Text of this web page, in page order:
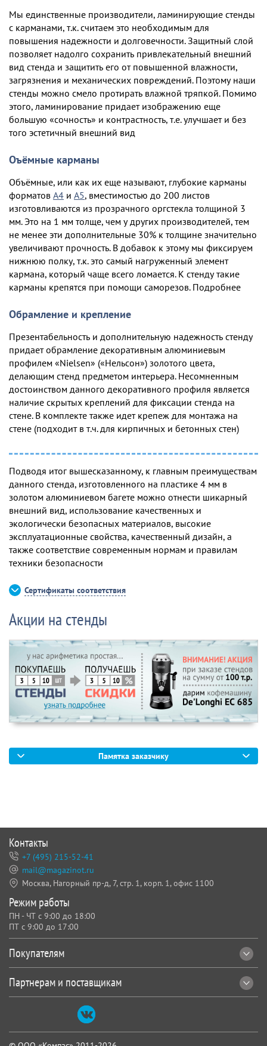
Мы единственные производители, ламинирующие стенды
с карманами, т.к. считаем это необходимым для
повышения надежности и долговечности. Защитный слой
позволяет надолго сохранить привлекательный внешний
вид стенда и защитить его от повышенной влажности,
загрязнения и механических повреждений. Поэтому наши
стенды можно смело протирать влажной тряпкой. Помимо
этого, ламинирование придает изображению еще
большую «сочность» и контрастность, т.е. улучшает и без
того эстетичный внешний вид
Оъёмные карманы
Объёмные, или как их еще называют, глубокие карманы
форматов А4 и А5, вместимостью до 200 листов
изготовливаются из прозрачного оргстекла толщиной 3
мм. Это на 1 мм толще, чем у других производителей, тем
не менее эти дополнительные 30% к толщине значительно
увеличивают прочность. В добавок к этому мы фиксируем
нижнюю полку, т.к. это самый нагруженный элемент
кармана, который чаще всего ломается. К стенду такие
карманы крепятся при помощи саморезов. Подробнее
Обрамление и крепление
Презентабельность и дополнительную надежность стенду
придает обрамление декоративным алюминиевым
профилем «Nielsen» («Нельсон») золотого цвета,
делающим стенд предметом интерьера. Несомненным
достоинством данного декоративного профиля является
наличие скрытых креплений для фиксации стенда на
стене. В комплекте также идет крепеж для монтажа на
стене (подходит в т.ч. для кирпичных и бетонных стен)
Подводя итог вышесказанному, к главным преимуществам
данного стенда, изготовленного на пластике 4 мм в
золотом алюминиевом багете можно отнести шикарный
внешний вид, использование качественных и
экологически безопасных материалов, высокие
эксплуатационные свойства, качественный дизайн, а
также соответствие современным нормам и правилам
техники безопасности
Сертификаты соответствия
Акции на стенды
Памятка заказчику
Покупателям
Партнерам и поставщикам
Контакты
+7 (495) 215-52-41
mail@magazinot.ru
Москва, Нагорный пр-д, 7, стр. 1, корп. 1, офис 1100
Режим работы
ПН - ЧТ с 9:00 до 18:00
ПТ с 9:00 до 17:00